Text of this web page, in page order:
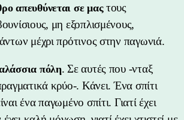
απευθύνεται σε μαςτους
μη εξοπλισμένους,
μέχρι πρότινος στην παγωνιά.
πόλη. Σε αυτές που -νταξ
κρύο-. Κάνει. Ένα σπίτι
ένα παγωμένο σπίτι. Γιατί έχει